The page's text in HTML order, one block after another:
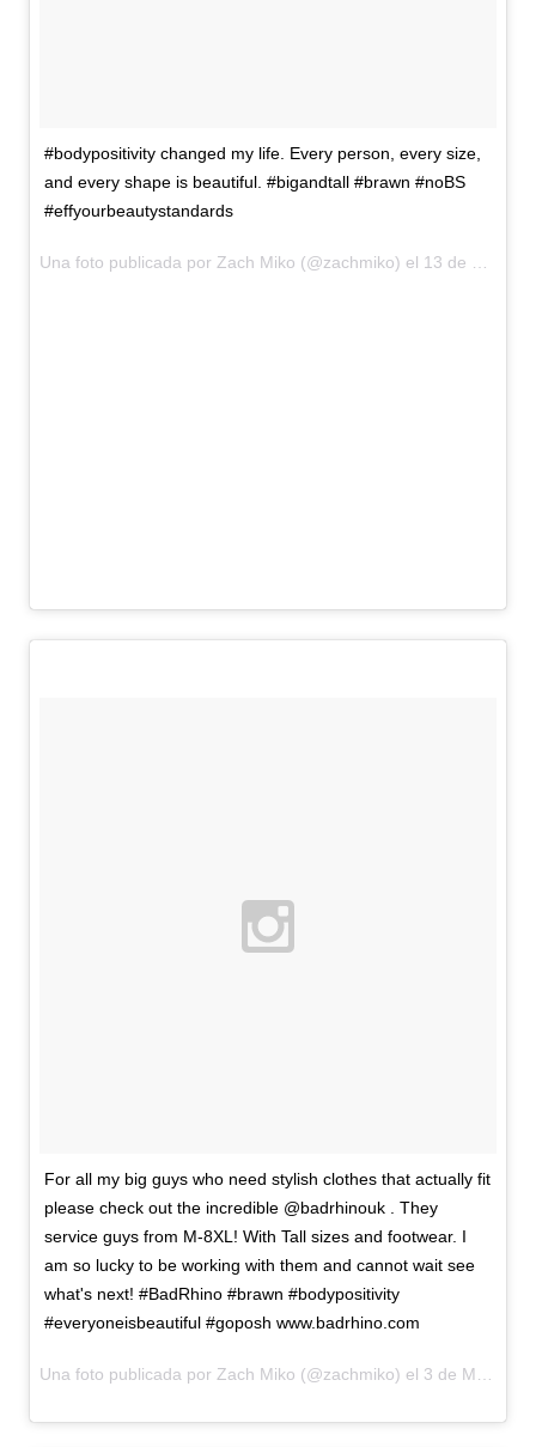
#bodypositivity changed my life. Every person, every size,
and every shape is beautiful. #bigandtall #brawn #noBS
#effyourbeautystandards
Una foto publicada por Zach Miko (@zachmiko) el 13 de Mar de 2016 a la(s) 1:18 PDT
For all my big guys who need stylish clothes that actually fit
please check out the incredible @badrhinouk . They
service guys from M-8XL! With Tall sizes and footwear. I
am so lucky to be working with them and cannot wait see
what's next! #BadRhino #brawn #bodypositivity
#everyoneisbeautiful #goposh www.badrhino.com
Una foto publicada por Zach Miko (@zachmiko) el 3 de Mar de 2016 a la(s) 1:04 PST